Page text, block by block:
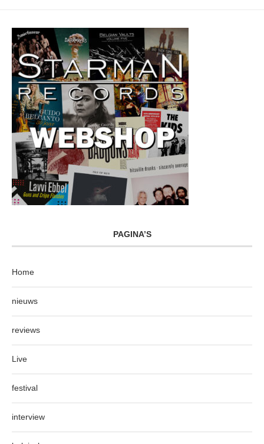
PAGINA’S
Home
nieuws
reviews
Live
festival
interview